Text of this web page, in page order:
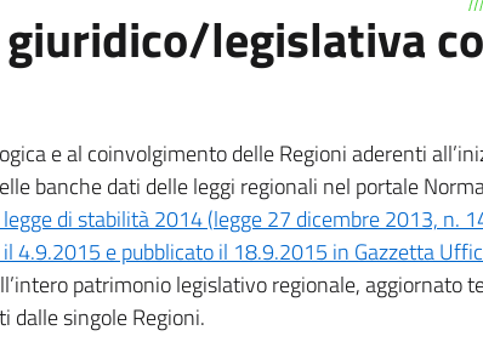
legislativa
e al coinvolgimento delle Regioni aderenti
banche dati delle leggi regionali nel portale
di stabilità 2014 (legge 27 dicembre 2013, n.
4.9.2015 e pubblicato il 18.9.2015 in Gazzetta
patrimonio legislativo regionale, aggiornato
singole Regioni.